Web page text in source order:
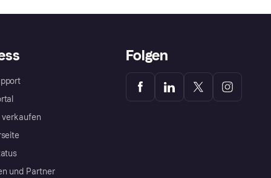
verkaufen
und Partner
Folgen